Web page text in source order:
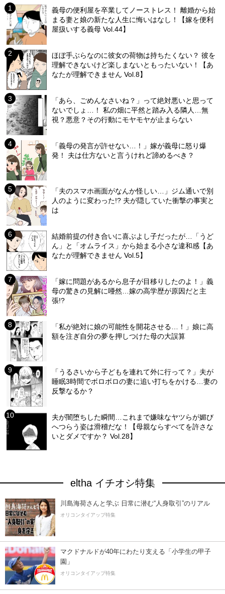
義母の便利屋を卒業してノーストレス！ 離婚から始
まる妻と娘の新たな人生に悔いはなし！【嫁を便利
屋扱いする義母 Vol.44】
ほぼ手ぶらなのに彼女の荷物は持ちたくない？ 彼を
理解できないけど楽しまないともったいない！【あ
なたが理解できません Vol.8】
「あら、ごめんなさいね？」って絶対悪いと思って
ないでしょ…！ 私の畑に平然と踏み入る隣人…無
視？悪意？その行動にモヤモヤが止まらない
「義母の発言が許せない…！」嫁が義母に怒り爆
発！ 夫は仕方ないと言うけれど諦めるべき？
「夫のスマホ画面がなんか怪しい…」ジム通いで別
人のように変わった!? 夫が隠していた衝撃の事実と
は
結婚前提の付き合いに喜ぶよし子だったが…「うど
ん」と「オムライス」から始まる小さな違和感【あ
なたが理解できません Vol.5】
「嫁に問題があるから息子が目移りしたのよ！」義
母の驚きの見解に唖然…嫁の高学歴が原因だと主
張!?
「私が絶対に娘の可能性を開花させる…！」娘に高
額を注ぎ自分の夢を押しつけた母の大誤算
「うるさいから子どもを連れて外に行って？」夫が
睡眠3時間でボロボロの妻に追い打ちをかける…妻の
反撃なるか？
夫が闇堕ちした瞬間…これまで嫌味なヤツらが媚び
へつらう姿は滑稽だな！【母親ならすべてを許さな
いとダメですか？ Vol.28】
eltha イチオシ特集
川島海荷さんと学ぶ 日常に潜む“人身取引”のリアル
オリコンタイアップ特集
マクドナルドが40年にわたり支える「小学生の甲子
園」
オリコンタイアップ特集